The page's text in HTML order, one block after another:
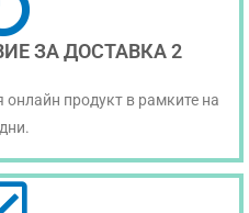
ЗА ДОСТАВКА 2
продукт в рамките на